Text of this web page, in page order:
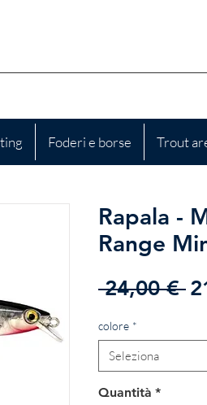
Foderi e borse Trout
Rapala -
Range
24,00 €
colore *
Seleziona
Quantità *